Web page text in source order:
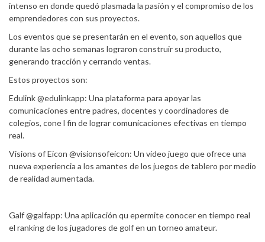
intenso en donde quedó plasmada la pasión y el compromiso de los
emprendedores con sus proyectos.
Los eventos que se presentarán en el evento, son aquellos que
durante las ocho semanas lograron construir su producto,
generando tracción y cerrando ventas.
Estos proyectos son:
Edulink @edulinkapp: Una plataforma para apoyar las
comunicaciones entre padres, docentes y coordinadores de
colegios, cone l fin de lograr comunicaciones efectivas en tiempo
real.
Visions of Eicon @visionsofeicon: Un video juego que ofrece una
nueva experiencia a los amantes de los juegos de tablero por medio
de realidad aumentada.
Galf @galfapp: Una aplicación qu epermite conocer en tiempo real
el ranking de los jugadores de golf en un torneo amateur.